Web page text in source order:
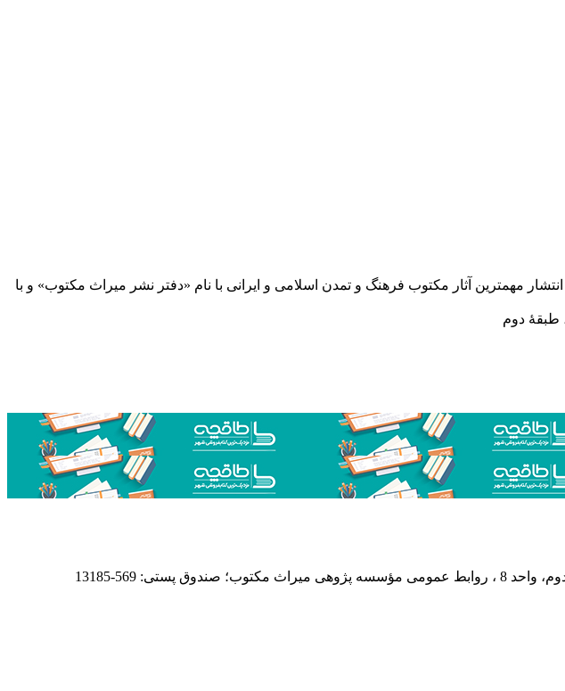
مصححان و احیا و انتشار مهمترین آثار مكتوب فرهنگ و تمدن اسلامی و ایرانی با نام «دفتر نشر میراث مكتوب» و با